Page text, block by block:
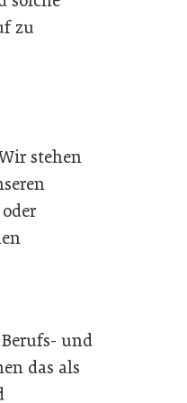
zu
stehen
und
das als